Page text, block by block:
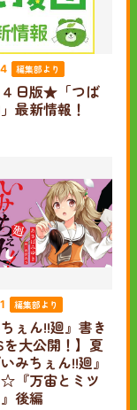
編集部より
日版★「つば
最新情報！
編集部より
ちぇん!!廻』書き
を大公開！】夏
みちぇん!!廻』
『万宙とミツ
後編